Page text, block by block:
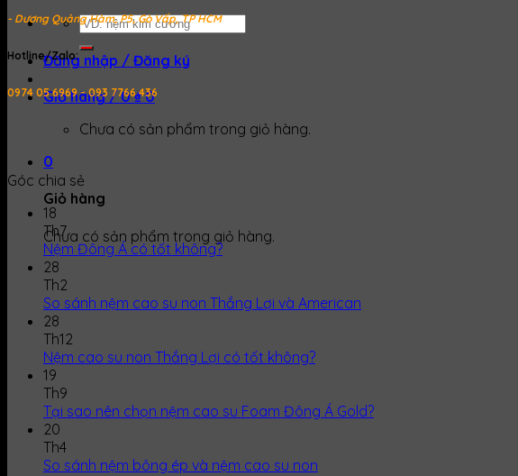
Tìm
Đăng nhập / Đăng ký
Giỏ hàng /0₫ 0
Chưa có sản phẩm trong giỏ hàng.
0
Giỏ hàng
Chưa có sản phẩm trong giỏ hàng.
- Dương Quảng Hàm, P5, Gò Vấp, TP HCM
Hotline/Zalo:
0974 05 6969 - 093 7766 436
Góc chia sẻ
18
Th7
Nệm Đông Á có tốt không?
28
Th2
So sánh nệm cao su non Thắng Lợi và American
28
Th12
Nệm cao su non Thắng Lợi có tốt không?
19
Th9
Tại sao nên chọn nệm cao su Foam Đông Á Gold?
20
Th4
So sánh nệm bông ép và nệm cao su non